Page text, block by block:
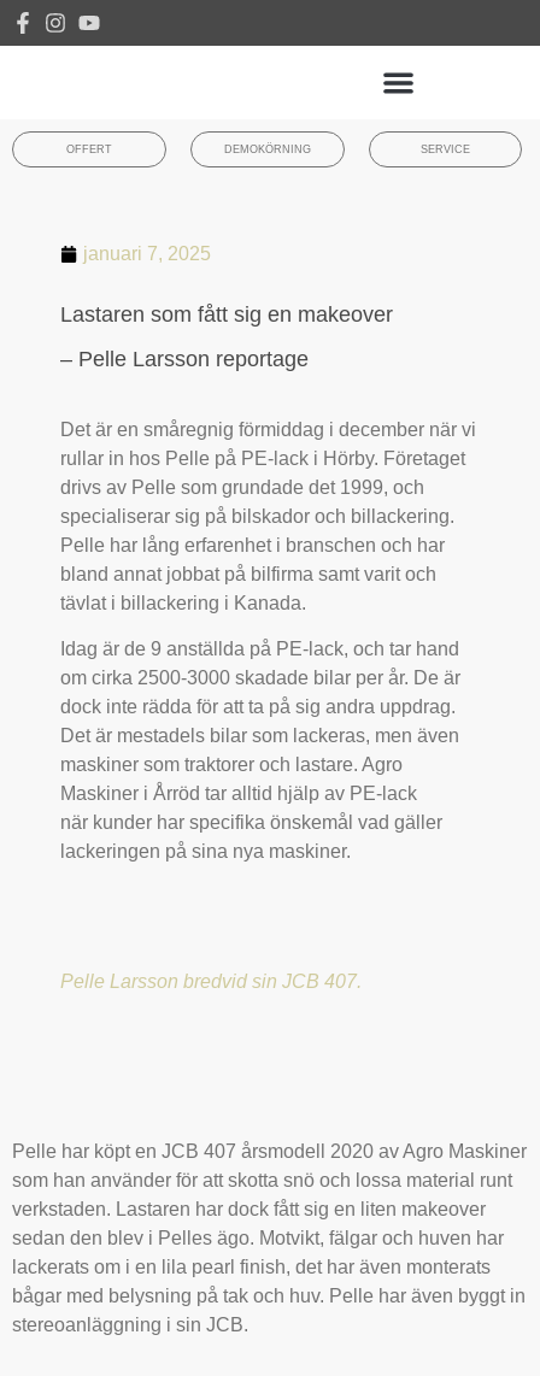
OFFERT DEMOKÖRNING SERVICE
januari 7, 2025
Lastaren som fått sig en makeover
– Pelle Larsson reportage
Det är en småregnig förmiddag i december när vi
rullar in hos Pelle på PE-lack i Hörby. Företaget
drivs av Pelle som grundade det 1999, och
specialiserar sig på bilskador och billackering.
Pelle har lång erfarenhet i branschen och har
bland annat jobbat på bilfirma samt varit och
tävlat i billackering i Kanada.
Idag är de 9 anställda på PE-lack, och tar hand
om cirka 2500-3000 skadade bilar per år. De är
dock inte rädda för att ta på sig andra uppdrag.
Det är mestadels bilar som lackeras, men även
maskiner som traktorer och lastare. Agro
Maskiner i Årröd tar alltid hjälp av PE-lack
när kunder har specifika önskemål vad gäller
lackeringen på sina nya maskiner.
Pelle Larsson bredvid sin JCB 407.
Pelle har köpt en JCB 407 årsmodell 2020 av Agro Maskiner
som han använder för att skotta snö och lossa material runt
verkstaden. Lastaren har dock fått sig en liten makeover
sedan den blev i Pelles ägo. Motvikt, fälgar och huven har
lackerats om i en lila pearl finish, det har även monterats
bågar med belysning på tak och huv. Pelle har även byggt in
stereoanläggning i sin JCB.